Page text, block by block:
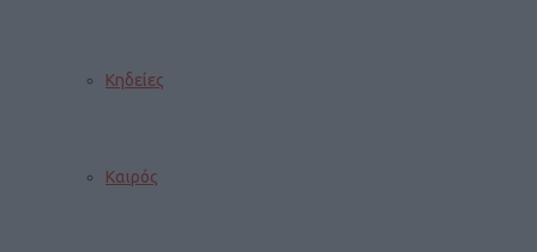
Κηδείες
Καιρός